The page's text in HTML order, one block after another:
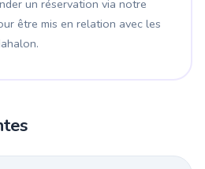
un réservation via notre
être mis en relation avec les